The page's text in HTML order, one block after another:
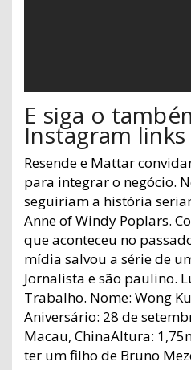
E siga o
Instagram
Resende e Mattar
para integrar o negócio.
seguiriam a história
Anne of Windy Poplars.
que aconteceu no
mídia salvou a série de
Jornalista e são paulino.
Trabalho. Nome: Wong
Aniversário: 28 de
Macau, ChinaAltura:
ter um filho de Bruno